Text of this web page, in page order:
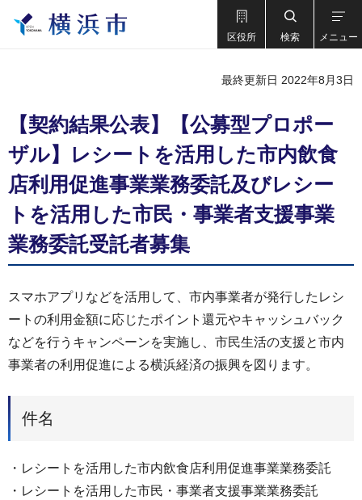
区役所 検索 メニュー
最終更新日 2022年8月3日
【契約結果公表】【公募型プロポー
ザル】レシートを活用した市内飲食
店利用促進事業業務委託及びレシー
トを活用した市民・事業者支援事業
業務委託受託者募集
スマホアプリなどを活用して、市内事業者が発行したレシ
ートの利用金額に応じたポイント還元やキャッシュバック
などを行うキャンペーンを実施し、市民生活の支援と市内
事業者の利用促進による横浜経済の振興を図ります。
件名
・レシートを活用した市内飲食店利用促進事業業務委託
・レシートを活用した市民・事業者支援事業業務委託